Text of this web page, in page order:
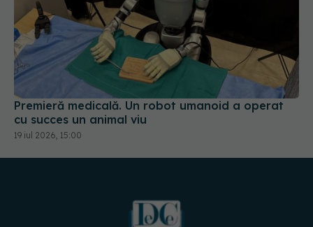
Premieră medicală. Un robot umanoid a operat
cu succes un animal viu
19 iul 2026, 15:00